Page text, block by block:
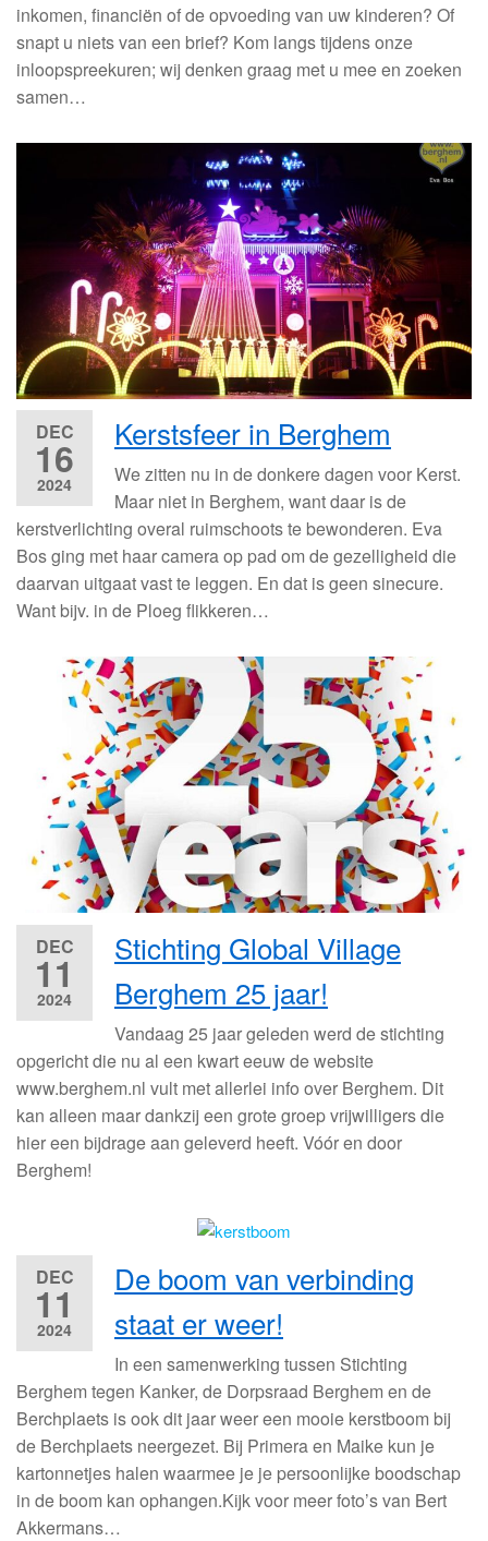
inkomen, financiën of de opvoeding van uw kinderen? Of
snapt u niets van een brief? Kom langs tijdens onze
inloopspreekuren; wij denken graag met u mee en zoeken
samen…
DEC
16
2024
Kerstsfeer in Berghem
We zitten nu in de donkere dagen voor Kerst.
Maar niet in Berghem, want daar is de
kerstverlichting overal ruimschoots te bewonderen. Eva
Bos ging met haar camera op pad om de gezelligheid die
daarvan uitgaat vast te leggen. En dat is geen sinecure.
Want bijv. in de Ploeg flikkeren…
DEC
11
2024
Stichting Global Village
Berghem 25 jaar!
Vandaag 25 jaar geleden werd de stichting
opgericht die nu al een kwart eeuw de website
www.berghem.nl vult met allerlei info over Berghem. Dit
kan alleen maar dankzij een grote groep vrijwilligers die
hier een bijdrage aan geleverd heeft. Vóór en door
Berghem!
DEC
11
2024
De boom van verbinding
staat er weer!
In een samenwerking tussen Stichting
Berghem tegen Kanker, de Dorpsraad Berghem en de
Berchplaets is ook dit jaar weer een mooie kerstboom bij
de Berchplaets neergezet. Bij Primera en Maike kun je
kartonnetjes halen waarmee je je persoonlijke boodschap
in de boom kan ophangen.Kijk voor meer foto’s van Bert
Akkermans…